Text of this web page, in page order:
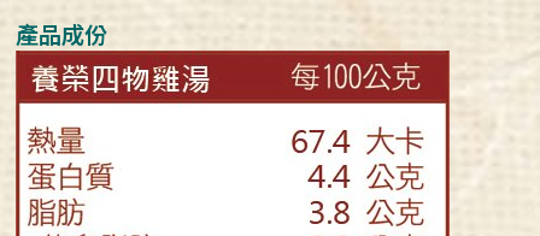
產品成份